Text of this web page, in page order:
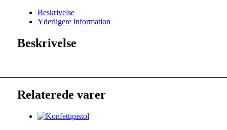
Beskrivelse
Yderligere information
Beskrivelse
Relaterede varer